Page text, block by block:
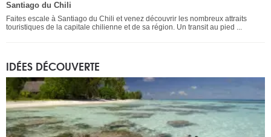
Santiago du Chili
Faites escale à Santiago du Chili et venez découvrir les nombreux attraits
touristiques de la capitale chilienne et de sa région. Un transit au pied ...
IDÉES DÉCOUVERTE